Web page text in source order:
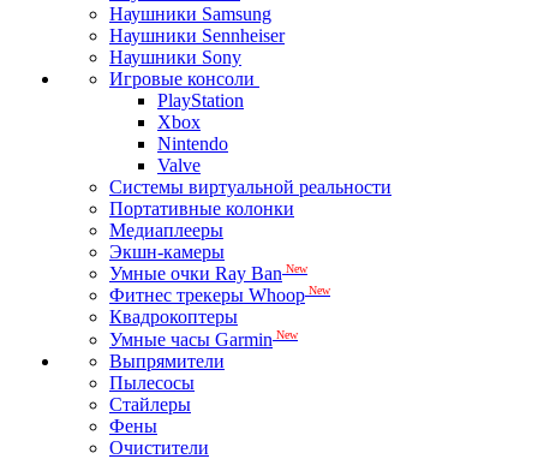
Наушники Samsung
Наушники Sennheiser
Наушники Sony
Игровые консоли
PlayStation
Xbox
Nintendo
Valve
Системы виртуальной реальности
Портативные колонки
Медиаплееры
Экшн-камеры
Умные очки Ray Ban New
Фитнес трекеры Whoop New
Квадрокоптеры
Умные часы Garmin New
Выпрямители
Пылесосы
Стайлеры
Фены
Очистители